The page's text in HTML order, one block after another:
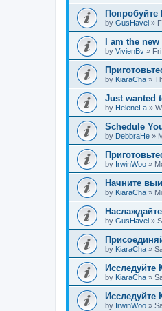
by GusHavel »
I am the
by VivienBv »
by KiaraCha »
Just wanted
by HeleneLa »
Schedule
by DebbraHe »
by IrwinWoo »
Начните
by KiaraCha »
by GusHavel »
by KiaraCha »
by KiaraCha »
Исследуйте
by IrwinWoo »